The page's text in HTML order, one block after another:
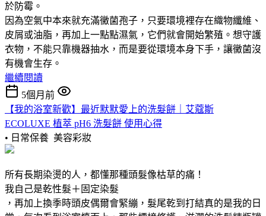
於防霉。
因為空氣中本來就充滿黴菌孢子，只要環境裡存在織物纖維、
皮屑或油脂，再加上一點點濕氣，它們就會開始繁殖。想守護
衣物，不能只靠機器抽水，而是要從環境本身下手，讓黴菌沒
有機會生存。
繼續閱讀
5個月前
【我的浴室新歡】最近默默愛上的洗髮餅｜艾蔻斯
ECOLUXE 植萃 pH6 洗髮餅 使用心得
• 日常保養 美容彩妝
所有長期染燙的人，都懂那種頭髮像枯草的痛！
我自己是乾性髮＋固定染髮
，再加上換季時頭皮偶爾會緊繃，髮尾乾到打結真的是我的日